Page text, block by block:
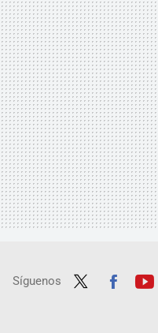
Síguenos